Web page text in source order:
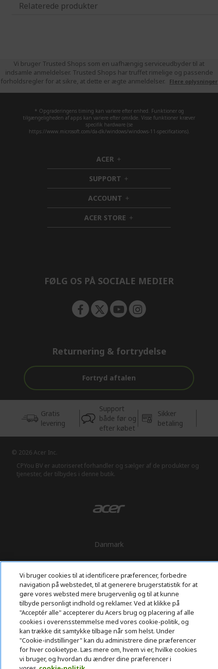
Relaterede produkter
Vi bruger Trusted Shops som en uafhængig serviceudbyder til at
indsamle anmeldelser. Trusted Shops har truffet rimelige og passende
forholdsregler for at sikre, at dette er ægte anmeldelser.
Flere oplysninger
* Opgraderingens timing kan variere efter enhed. Funktioner og
tilgængeligheden af apps kan variere efter område. Visse funktioner kræver
specifik hardware (se
https://www.microsoft.com/da-dk/windows/windows-11-specifications).
ACER h
i
d
d
e
n
SUPPORT h
i
d
e
n
ACCOUNT h
i
d
d
ACER STORE h
i
FØLG OS PÅ SOCIALE MEDIER
Returnering & fortrydelse
Fortryd aftalen
Gratis
levering
Support
både før og
efter købet
Sikker
betaling
© 2026 Acer Inc.
CPYou BV er autoriseret forhandler og sælger af de produkter og
tjenester, der tilbydes i denne butik.
Danmark
Vi bruger cookies til at identificere præferencer, forbedre
navigation på webstedet, til at generere brugerstatistik for at
gøre vores websted mere brugervenlig og til at kunne
tilbyde personligt indhold og reklamer. Ved at klikke på
"Acceptér alle" accepterer du Acers brug og placering af alle
cookies i overensstemmelse med vores cookie-politik, og
kan trække dit samtykke tilbage når som helst. Under
"Cookie-indstillinger" kan du administrere dine præferencer
for hver cookietype. Læs mere om, hvem vi er, hvilke cookies
vi bruger, og hvordan du ændrer dine præferencer i